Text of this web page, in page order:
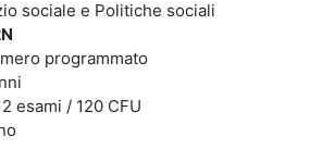
sociale e Politiche sociali
programmato
esami / 120 CFU